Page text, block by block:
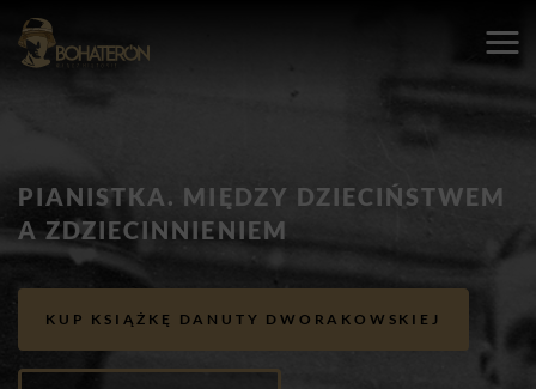
PIANISTKA. MIĘDZY DZIECIŃSTWEM
A ZDZIECINNIENIEM
KUP KSIĄŻKĘ DANUTY DWORAKOWSKIEJ